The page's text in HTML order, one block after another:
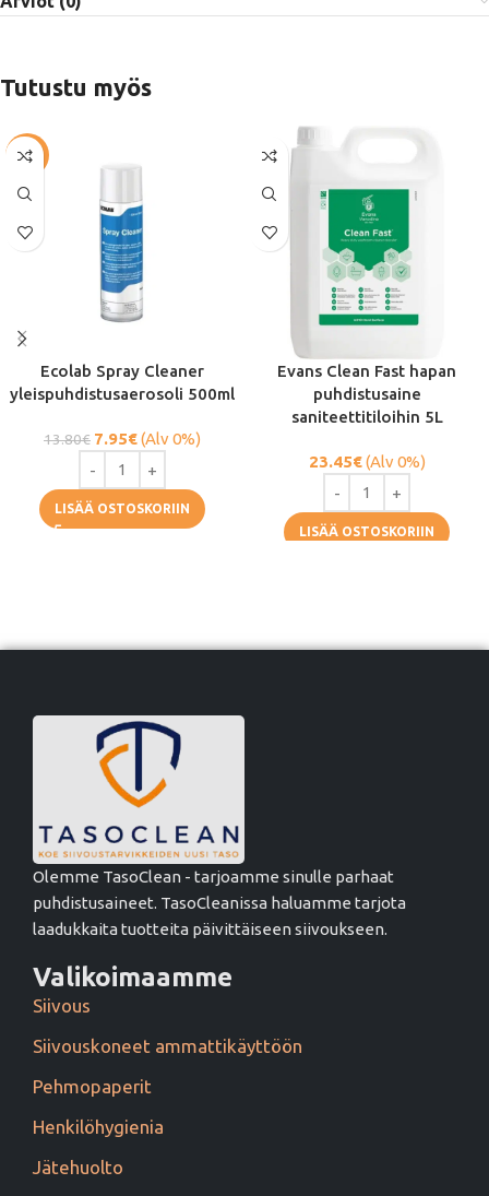
Tutustu myös
-42%
Ecolab Spray Cleaner
yleispuhdistusaerosoli 500ml
13.80€ 7.95€(Alv 0%)
LISÄÄ OSTOSKORIIN
Evans Clean Fast hapan
puhdistusaine
saniteettitiloihin 5L
23.45€(Alv 0%)
LISÄÄ OSTOSKORIIN
Olemme TasoClean - tarjoamme sinulle parhaat
puhdistusaineet. TasoCleanissa haluamme tarjota
laadukkaita tuotteita päivittäiseen siivoukseen.
Valikoimaamme
Siivous
Siivouskoneet ammattikäyttöön
Pehmopaperit
Henkilöhygienia
Jätehuolto